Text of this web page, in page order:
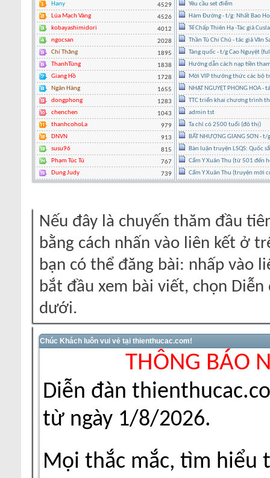
4529
Hany
4526
Lúa Mạch Vàng
4012
kobayashimidori
2028
ngocsan
1895
Chí Thăng
1838
ThanhTùng
1728
Giang Hồ
1655
Ngân Hàng
1283
dongphong
1043
chenchen
979
thanhcohoLa
913
DNVN
815
susu96
767
Phạm Túc Tú
739
Dung Judy
Yêu cầu set điểm
Hám Đường - t/g: Nhất Bao
Tể Chấp Thiên Hạ -Tác giả
Thần Tú Chi Chủ - tác giả Văn
Tàng quốc - t/g Cao Nguyệt
Hướng dẫn cách nạp tiền
Mời VIP thưởng thức các bộ
NHẬT NGUYỆT PHONG HOA
TTC triển khai chương trình
admin tst
Ta chỉ có 2500 tuổi (đô thị)
BẤT NHƯỢNG GIANG SƠN - t/
Bàn luận truyện LSQS: Quốc
Cẩm Y Xuân Thu (từ 501 đến
Cẩm Y Xuân Thu (truyện mới
Nếu đây là chuyến thăm đầu
bằng cách nhấn vào liên kết ở
bạn có thể đăng bài: nhấp vào
bắt đầu xem bài viết, chọn
dưới.
Chúc Khách luôn vui vẻ tại thienthucac.com!
THÔNG BÁO
Diễn đàn
từ ngày 1/8/2026.
Mọi thắc mắc, tìm hiểu